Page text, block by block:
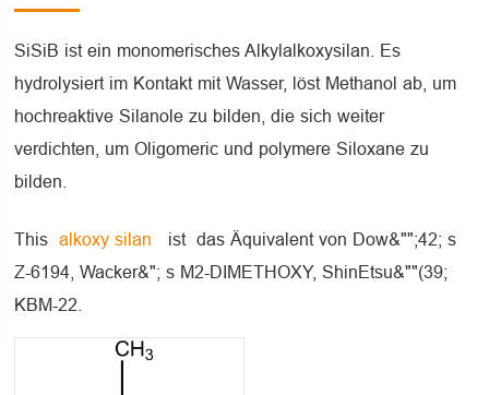
SiSiB ist ein monomerisches Alkylalkoxysilan. Es
hydrolysiert im Kontakt mit Wasser, löst Methanol ab, um
hochreaktive Silanole zu bilden, die sich weiter
verdichten, um Oligomeric und polymere Siloxane zu
bilden.
Thisalkoxy silan
ist das Äquivalent von Dow&"";42; s
Z-6194, Wacker&"; s M2-DIMETHOXY, ShinEtsu&""(39;
KBM-22.